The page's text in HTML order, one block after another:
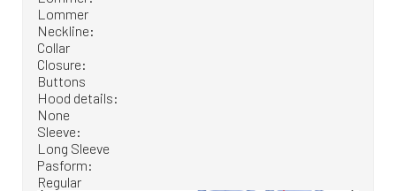
Lommer
Neckline:
Collar
Closure:
Buttons
Hood details:
None
Sleeve:
Long Sleeve
Pasform:
Regular